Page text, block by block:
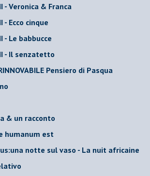
- Veronica & Franca
- Ecco cinque
- Le babbucce
- Il senzatetto
Pensiero di Pasqua
& un racconto
humanum est
notte sul vaso - La nuit africaine